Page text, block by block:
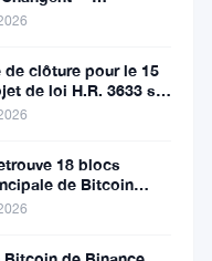
9 Août
de clôture pour le 15
de loi H.R. 3633 sur
18 blocs
de Bitcoin